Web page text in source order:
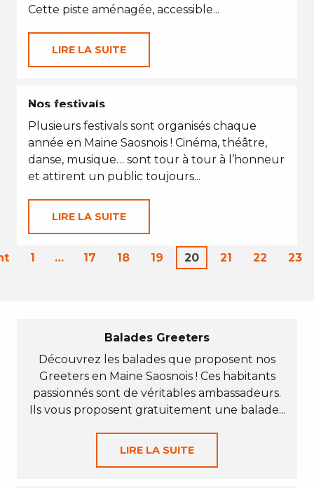
Cette piste aménagée, accessible...
LIRE LA SUITE
EN TOUTES SAISONS
Nos festivals
Plusieurs festivals sont organisés chaque
année en Maine Saosnois ! Cinéma, théâtre,
danse, musique… sont tour à tour à l’honneur
et attirent un public toujours...
LIRE LA SUITE
1 … 17 18 19 20 21 22 23
Balades Greeters
Découvrez les balades que proposent nos
Greeters en Maine Saosnois ! Ces habitants
passionnés sont de véritables ambassadeurs.
Ils vous proposent gratuitement une balade...
LIRE LA SUITE